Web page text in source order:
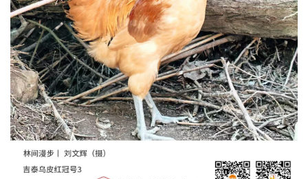
首